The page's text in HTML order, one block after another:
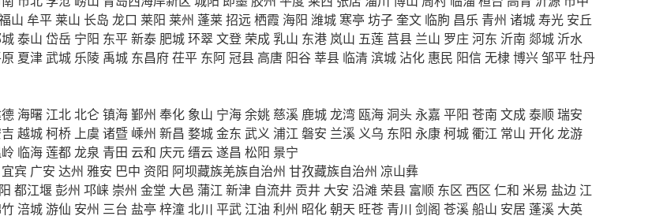
山 牟平 莱山 长岛 龙口 莱阳 莱州 蓬莱招远 栖霞 海阳 潍城 寒亭 坊子奎文 临朐 昌乐 青州 诸城寿光 安丘
泰山 岱岳 宁阳 东平新泰 肥城环翠文登 荣成乳山 东港 岚山 五莲 莒县 兰山 罗庄河东 沂南 郯城 沂水
夏津武城 乐陵 禹城 东昌府茌平 东阿冠县 高唐 阳谷莘县 临清滨城 沾化 惠民 阳信无棣博兴邹平牡丹
海曙 江北北仑镇海鄞州 奉化 象山 宁海余姚 慈溪 鹿城龙湾 瓯海洞头 永嘉 平阳 苍南 文成泰顺瑞安
越城柯桥 上虞 诸暨 嵊州 新昌 婺城金东 武义 浦江 磐安 兰溪 义乌 东阳 永康柯城衢江 常山 开化龙游
临海莲都龙泉 青田 云和 庆元缙云遂昌 松阳 景宁
宜宾 广安 达州 雅安 巴中 资阳 阿坝藏族羌族自治州 甘孜藏族自治州 凉山彝
都江堰彭州 邛崃 崇州 金堂 大邑 蒲江 新津 自流井 贡井 大安 沿滩 荣县 富顺 东区 西区 仁和 米易 盐边 江
涪城游仙 安州 三台 盐亭 梓潼北川 平武 江油 利州 昭化朝天 旺苍 青川 剑阁 苍溪船山 安居 蓬溪 大英